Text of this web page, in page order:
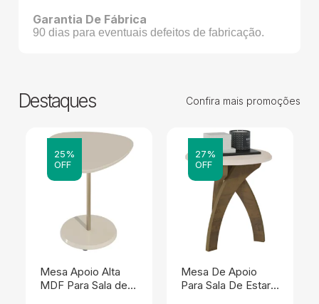
Garantia De Fábrica
90 dias para eventuais defeitos de fabricação.
Destaques Confira mais promoções
25%
OFF
Mesa Apoio Alta
MDF Para Sala de
27%
OFF
Mesa De Apoio
Para Sala De Estar